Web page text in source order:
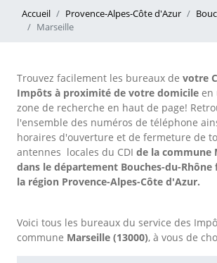
Accueil Provence-Alpes-Côte d'Azur
Marseille
Trouvez facilement les bureaux de votre
Impôts à proximité de votre domicile en
zone de recherche en haut de page!
l'ensemble des numéros de téléphone
horaires d'ouverture et de fermeture de
antennes locales du CDI de la commune
dans le département Bouches-du-
la région Provence-Alpes-Côte d'Azur.
Voici tous les bureaux du service des
commune Marseille (13000), à vous de